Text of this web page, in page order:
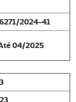
2024-41
04/2025